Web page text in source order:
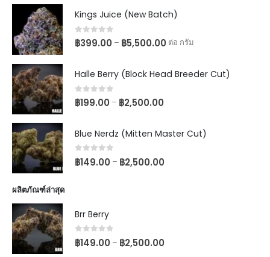
Kings Juice (New Batch)
0out of 5
฿399.00 – ฿5,500.00 ต่อ กรัม
Halle Berry (Block Head Breeder Cut)
0out of 5
฿199.00 – ฿2,500.00
Blue Nerdz (Mitten Master Cut)
0out of 5
฿149.00 – ฿2,500.00
ผลิตภัณฑ์ล่าสุด
Brr Berry
0out of 5
฿149.00 – ฿2,500.00